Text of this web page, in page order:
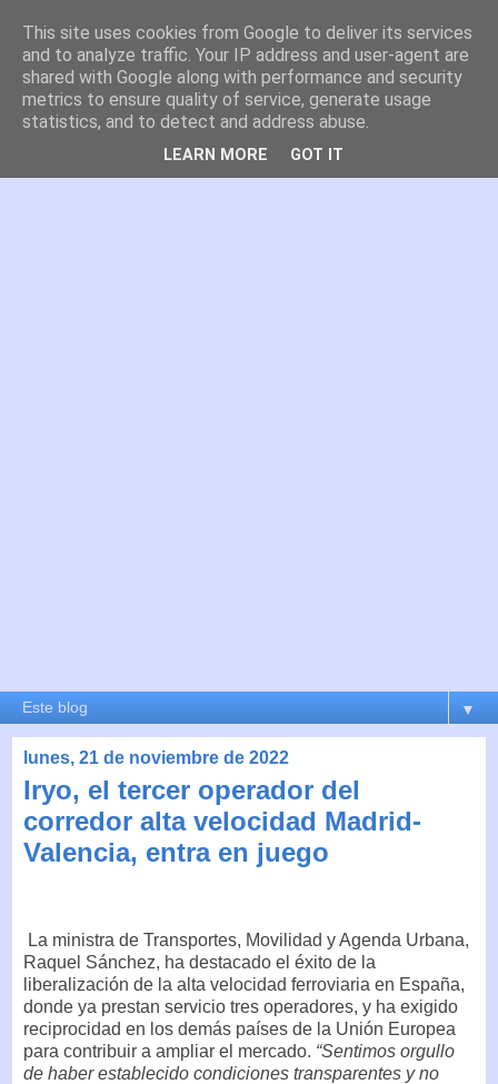
es por madrid
El blog de Madrid y su actualidad, proyectos, transporte,
movilidad, arquitectura, participación, medio ambiente,
educación, empleo, ...
▼
lunes, 21 de noviembre de 2022
Iryo, el tercer operador del
corredor alta velocidad Madrid-
Valencia, entra en juego
La ministra de Transportes, Movilidad y Agenda Urbana,
Raquel Sánchez, ha destacado el éxito de la
liberalización de la alta velocidad ferroviaria en España,
donde ya prestan servicio tres operadores, y ha exigido
reciprocidad en los demás países de la Unión Europea
para contribuir a ampliar el mercado. “Sentimos orgullo
de haber establecido condiciones transparentes y no
This site uses cookies from Google to deliver its services
and to analyze traffic. Your IP address and user-agent are
shared with Google along with performance and security
metrics to ensure quality of service, generate usage
statistics, and to detect and address abuse.
LEARN MORE GOT IT